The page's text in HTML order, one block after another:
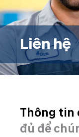
Liên hệ
Thông tin
đủ để